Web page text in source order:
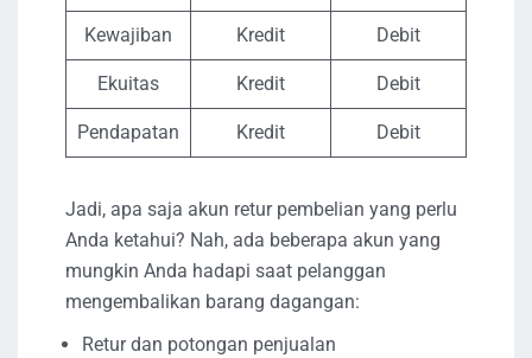
Kewajiban Kredit Debit
Ekuitas Kredit Debit
Pendapatan Kredit Debit
Jadi, apa saja akun retur pembelian yang perlu
Anda ketahui? Nah, ada beberapa akun yang
mungkin Anda hadapi saat pelanggan
mengembalikan barang dagangan:
Retur dan potongan penjualan